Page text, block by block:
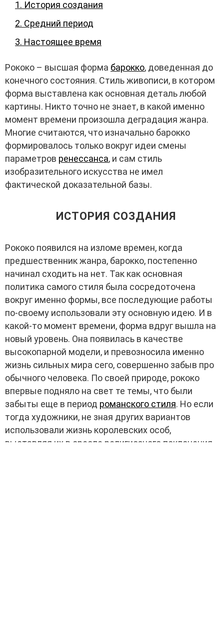
1. История создания
2. Средний период
3. Настоящее время
Рококо – высшая форма барокко, доведенная до
конечного состояния. Стиль живописи, в котором
форма выставлена как основная деталь любой
картины. Никто точно не знает, в какой именно
момент времени произошла деградация жанра.
Многие считаются, что изначально барокко
формировалось только вокруг идеи смены
параметров ренессанса, и сам стиль
изобразительного искусства не имел
фактической доказательной базы.
ИСТОРИЯ СОЗДАНИЯ
Рококо появился на изломе времен, когда
предшественник жанра, барокко, постепенно
начинал сходить на нет. Так как основная
политика самого стиля была сосредоточена
вокруг именно формы, все последующие работы
по-своему использовали эту основную идею. И в
какой-то момент времени, форма вдруг вышла на
новый уровень. Она появилась в качестве
высокопарной модели, и превозносила именно
жизнь сильных мира сего, совершенно забыв про
обычного человека. По своей природе, рококо
впервые подняло на свет те темы, что были
забыты еще в период романского стиля. Но если
тогда художники, не зная других вариантов
использовали жизнь королевских особ,
выставляя их в ореоле религиозного поклонения,